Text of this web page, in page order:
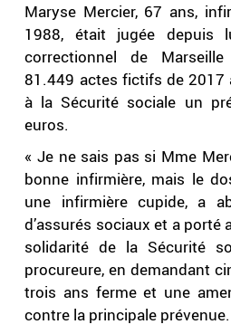
Maryse Mercier, 67 ans,
1988, était jugée depuis
correctionnel de
81.449 actes fictifs de 2017
à la Sécurité sociale un
euros.
« Je ne sais pas si Mme
bonne infirmière, mais le
une infirmière cupide, a
d’assurés sociaux et a porté
solidarité de la Sécurité
procureure, en demandant
trois ans ferme et une
contre la principale prévenue.